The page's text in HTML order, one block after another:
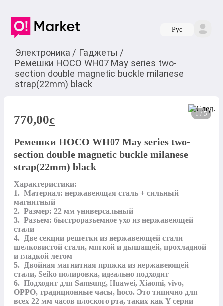
Руc
Электроника / Гаджеты /
Ремешки HOCO WH07 May series two-
section double magnetic buckle milanese
strap(22mm) black
1 / 5
770,00c
Ремешки HOCO WH07 May series two-
section double magnetic buckle milanese
strap(22mm) black
Характеристики:
1.  Материал: нержавеющая сталь + сильный
магнитный
2.  Размер: 22 мм универсальный
3.  Разъем: быстроразъемное ухо из нержавеющей
стали
4.  Две секции решетки из нержавеющей стали
шелковистой стали, мягкой и дышащей, прохладной
и гладкой летом
5.  Двойная магнитная пряжка из нержавеющей
стали, Seiko полировка, идеально подходит
6.  Подходит для Samsung, Huawei, Xiaomi, vivo,
OPPO, традиционные часы, hoco. Это типично для
всех 22 мм часов плоского рта, таких как Y серии